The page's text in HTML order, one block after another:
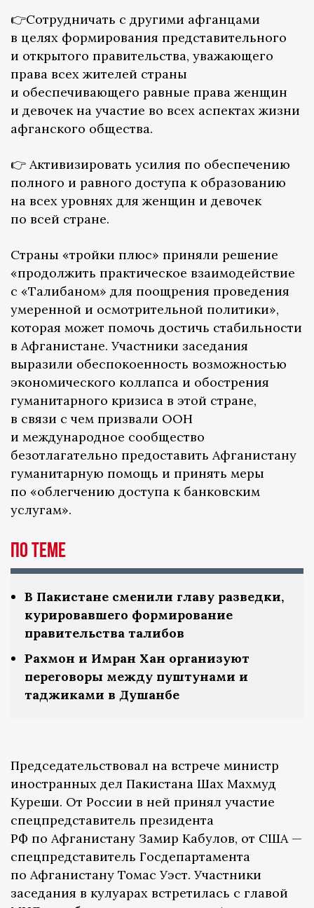
👉Сотрудничать с другими афганцами
в целях формирования представительного
и открытого правительства, уважающего
права всех жителей страны
и обеспечивающего равные права женщин
и девочек на участие во всех аспектах жизни
афганского общества.
👉 Активизировать усилия по обеспечению
полного и равного доступа к образованию
на всех уровнях для женщин и девочек
по всей стране.
Страны «тройки плюс» приняли решение
«продолжить практическое взаимодействие
с «Талибаном» для поощрения проведения
умеренной и осмотрительной политики»,
которая может помочь достичь стабильности
в Афганистане. Участники заседания
выразили обеспокоенность возможностью
экономического коллапса и обострения
гуманитарного кризиса в этой стране,
в связи с чем призвали ООН
и международное сообщество
безотлагательно предоставить Афганистану
гуманитарную помощь и принять меры
по «облегчению доступа к банковским
услугам».
По теме
В Пакистане сменили главу разведки,
курировавшего формирование
правительства талибов
Рахмон и Имран Хан организуют
переговоры между пуштунами и
таджиками в Душанбе
Председательствовал на встрече министр
иностранных дел Пакистана Шах Махмуд
Куреши. От России в ней принял участие
спецпредставитель президента
РФ по Афганистану Замир Кабулов, от США —
спецпредставитель Госдепартамента
по Афганистану Томас Уэст. Участники
заседания в кулуарах встретилась с главой